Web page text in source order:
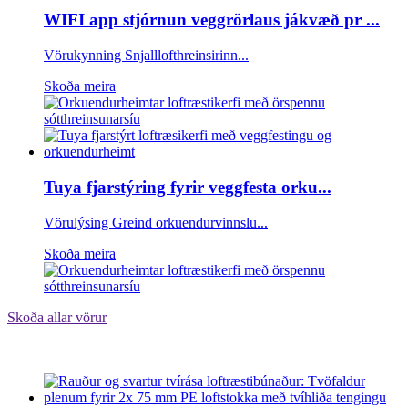
WIFI app stjórnun veggrörlaus jákvæð pr ...
Vörukynning Snjalllofthreinsirinn...
Skoða meira
Tuya fjarstýring fyrir veggfesta orku...
Vörulýsing Greind orkuendurvinnslu...
Skoða meira
Skoða allar vörur